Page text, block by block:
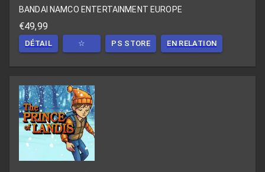
BANDAI NAMCO ENTERTAINMENT EUROPE
€49,99
DÉTAIL ☆ PS STORE EN RELATION